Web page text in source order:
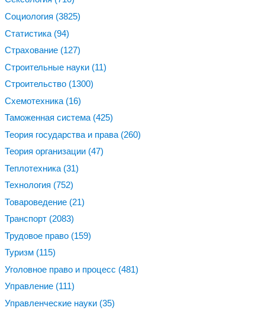
Социология (3825)
Статистика (94)
Страхование (127)
Строительные науки (11)
Строительство (1300)
Схемотехника (16)
Таможенная система (425)
Теория государства и права (260)
Теория организации (47)
Теплотехника (31)
Технология (752)
Товароведение (21)
Транспорт (2083)
Трудовое право (159)
Туризм (115)
Уголовное право и процесс (481)
Управление (111)
Управленческие науки (35)